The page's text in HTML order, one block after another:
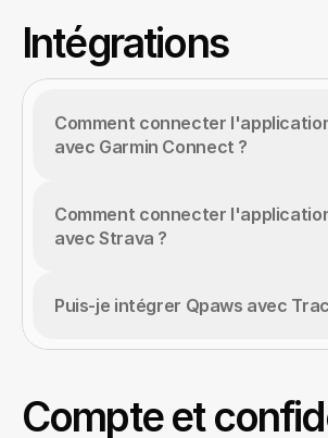
Intégrations
Comment connecter
avec Garmin Connect ?
Comment connecter
avec Strava ?
Puis-je intégrer Qpaws avec
Compte et